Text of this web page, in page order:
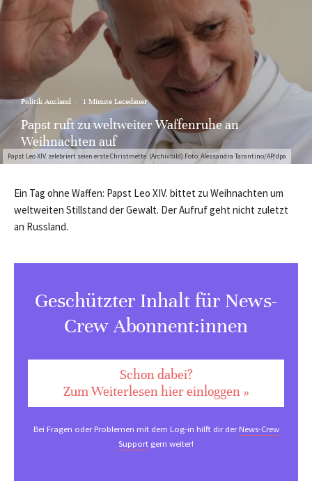
Papst Leo XIV. zelebriert seien erste Christmette. (Archivbild) Foto: Alessandra Tarantino/AP/dpa
Politik Ausland · 1 Minute Lesedauer
Papst ruft zu weltweiter Waffenruhe an
Weihnachten auf
Ein Tag ohne Waffen: Papst Leo XIV. bittet zu Weihnachten um
weltweiten Stillstand der Gewalt. Der Aufruf geht nicht zuletzt
an Russland.
Geschützter Inhalt für News-
Crew Abonnent:innen
Schon dabei?
Zum Weiterlesen hier einloggen »
Bei Fragen oder Problemen mit dem Log-in hilft dir derNews-Crew
Support gern weiter!